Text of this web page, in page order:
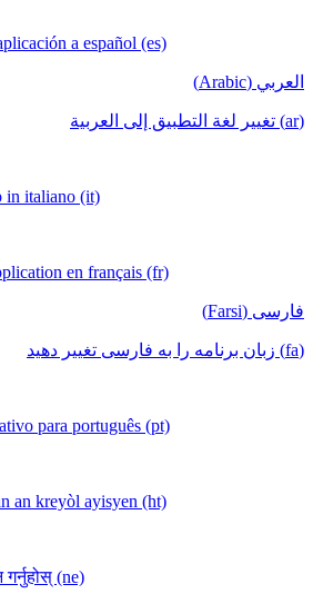
a español (es)
العربي (Arabic)
(ar) تغيير لغة التطبيق إلى العربية
in italiano (it)
en français (fr)
فارسی (Farsi)
(fa) زبان برنامه را به فارسی تغییر دهید
para português (pt)
an kreyòl ayisyen (ht)
गर्नुहोस् (ne)